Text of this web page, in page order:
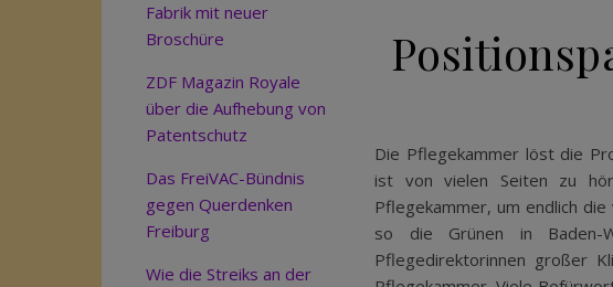
Fabrik mit neuer
Broschüre
ZDF Magazin Royale
über die Aufhebung von
Patentschutz
Das FreiVAC-Bündnis
gegen Querdenken
Freiburg
Wie die Streiks an der
Die Pflegekammer löst die
ist von vielen Seiten zu
Pflegekammer, um endlich
so die Grünen in Baden-
Pflegedirektorinnen großer